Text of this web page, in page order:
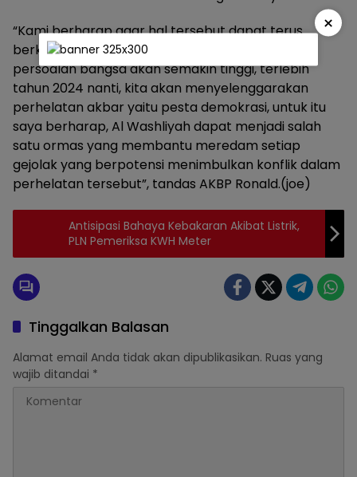
“Kami berharap agar hal tersebut dapat terus
berkesinambungan, karena kedepan tantangan
persoalan bangsa akan semakin tinggi, terlebih
tahun 2024 nanti, kita akan menyelenggarakan
perhelatan akbar yaitu pesta demokrasi, untuk itu
saya berharap, Al Washliyah dapat menjadi salah
satu ormas yang membantu meredam setiap
gejolak yang berpotensi menimbulkan konflik dalam
perhelatan tersebut”, tandas AKBP Ronald.(joe)
Antisipasi Bahaya Kebakaran Akibat Listrik,
PLN Pemeriksa KWH Meter
Tinggalkan Balasan
Alamat email Anda tidak akan dipublikasikan. Ruas yang
wajib ditandai *
×